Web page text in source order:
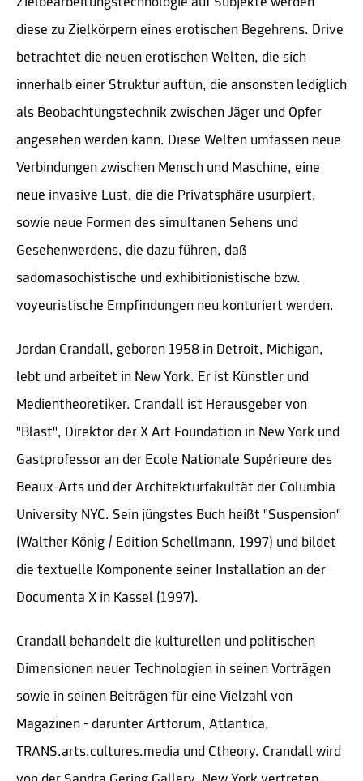
diese zu Zielkörpern eines erotischen Begehrens. Drive
betrachtet die neuen erotischen Welten, die sich
innerhalb einer Struktur auftun, die ansonsten lediglich
als Beobachtungstechnik zwischen Jäger und Opfer
angesehen werden kann. Diese Welten umfassen neue
Verbindungen zwischen Mensch und Maschine, eine
neue invasive Lust, die die Privatsphäre usurpiert,
sowie neue Formen des simultanen Sehens und
Gesehenwerdens, die dazu führen, daß
sadomasochistische und exhibitionistische bzw.
voyeuristische Empfindungen neu konturiert werden.
Jordan Crandall, geboren 1958 in Detroit, Michigan,
lebt und arbeitet in New York. Er ist Künstler und
Medientheoretiker. Crandall ist Herausgeber von
"Blast", Direktor der X Art Foundation in New York und
Gastprofessor an der Ecole Nationale Supérieure des
Beaux-Arts und der Architekturfakultät der Columbia
University NYC. Sein jüngstes Buch heißt "Suspension"
(Walther König / Edition Schellmann, 1997) und bildet
die textuelle Komponente seiner Installation an der
Documenta X in Kassel (1997).
Crandall behandelt die kulturellen und politischen
Dimensionen neuer Technologien in seinen Vorträgen
sowie in seinen Beiträgen für eine Vielzahl von
Magazinen - darunter Artforum, Atlantica,
TRANS.arts.cultures.media und Ctheory. Crandall wird